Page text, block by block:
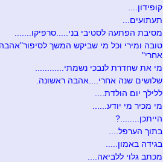
קופידון....
תעתועים...
מסיבת הפתעה לסטיבי בני.....סרפיקו.......
אחרי"
מי את שחדרת לנבכי נשמתי............
שלושים שנה אחרי....אהבה ראשונה.
ללילך יום הולדת....
מי מכיר מי יודע......
הייתכן........?
בתוך הערפל....
בגידה באמון.....
מכתב גלוי ללביאה....